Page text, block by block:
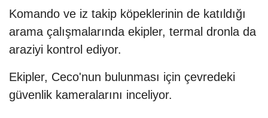
Komando ve iz takip köpeklerinin de katıldığı
arama çalışmalarında ekipler, termal dronla da
araziyi kontrol ediyor.
Ekipler, Ceco'nun bulunması için çevredeki
güvenlik kameralarını inceliyor.